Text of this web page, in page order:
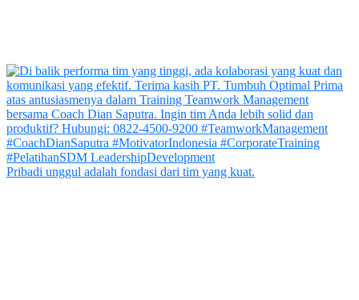
Pribadi unggul adalah fondasi dari tim yang kuat.